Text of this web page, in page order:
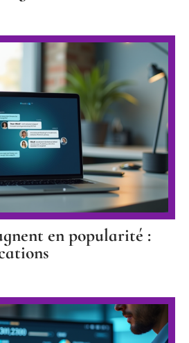
en popularité :